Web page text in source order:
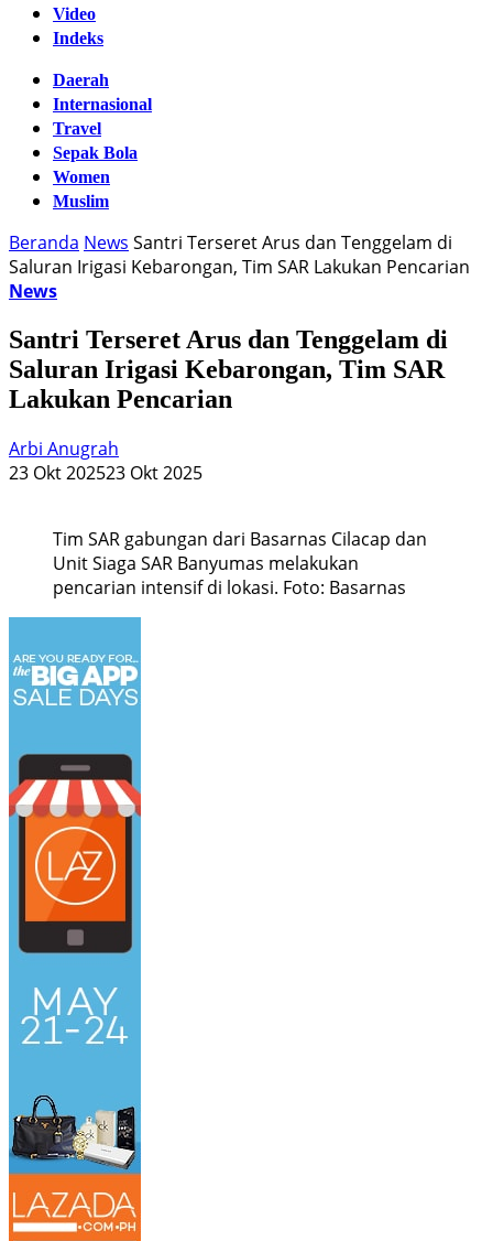
Video
Indeks
Daerah
Internasional
Travel
Sepak Bola
Women
Muslim
Beranda News Santri Terseret Arus dan Tenggelam di
Saluran Irigasi Kebarongan, Tim SAR Lakukan Pencarian
News
Santri Terseret Arus dan Tenggelam di
Saluran Irigasi Kebarongan, Tim SAR
Lakukan Pencarian
Arbi Anugrah
23 Okt 202523 Okt 2025
Tim SAR gabungan dari Basarnas Cilacap dan
Unit Siaga SAR Banyumas melakukan
pencarian intensif di lokasi. Foto: Basarnas